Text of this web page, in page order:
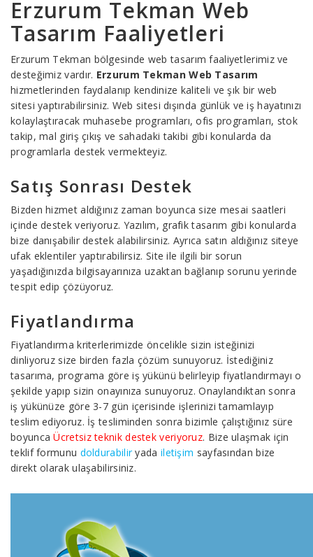
Erzurum Tekman Web
Tasarım Faaliyetleri
Erzurum Tekman bölgesinde web tasarım faaliyetlerimiz ve
desteğimiz vardır. Erzurum Tekman Web Tasarım
hizmetlerinden faydalanıp kendinize kaliteli ve şık bir web
sitesi yaptırabilirsiniz. Web sitesi dışında günlük ve iş hayatınızı
kolaylaştıracak muhasebe programları, ofis programları, stok
takip, mal giriş çıkış ve sahadaki takibi gibi konularda da
programlarla destek vermekteyiz.
Satış Sonrası Destek
Bizden hizmet aldığınız zaman boyunca size mesai saatleri
içinde destek veriyoruz. Yazılım, grafik tasarım gibi konularda
bize danışabilir destek alabilirsiniz. Ayrıca satın aldığınız siteye
ufak eklentiler yaptırabilirsiz. Site ile ilgili bir sorun
yaşadığınızda bilgisayarınıza uzaktan bağlanıp sorunu yerinde
tespit edip çözüyoruz.
Fiyatlandırma
Fiyatlandırma kriterlerimizde öncelikle sizin isteğinizi
dinliyoruz size birden fazla çözüm sunuyoruz. İstediğiniz
tasarıma, programa göre iş yükünü belirleyip fiyatlandırmayı o
şekilde yapıp sizin onayınıza sunuyoruz. Onaylandıktan sonra
iş yükünüze göre 3-7 gün içerisinde işlerinizi tamamlayıp
teslim ediyoruz. İş tesliminden sonra bizimle çalıştığınız süre
boyuncaÜcretsiz teknik destek veriyoruz. Bize ulaşmak için
teklif formunu doldurabiliryada iletişim sayfasından bize
direkt olarak ulaşabilirsiniz.